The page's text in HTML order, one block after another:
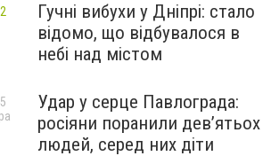
Гучні вибухи у Дніпрі: стало
відомо, що відбувалося в
небі над містом
Удар у серце Павлограда:
росіяни поранили дев’ятьох
людей, серед них діти